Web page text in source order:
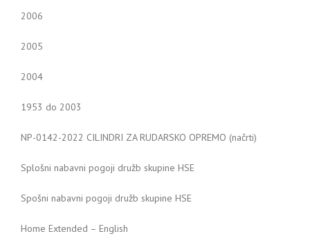
2006
2005
2004
1953 do 2003
NP-0142-2022 CILINDRI ZA RUDARSKO OPREMO (načrti)
Splošni nabavni pogoji družb skupine HSE
Spošni nabavni pogoji družb skupine HSE
Home Extended – English